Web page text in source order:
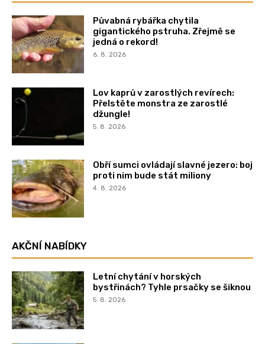
Půvabná rybářka chytila
gigantického pstruha. Zřejmě se
jedná o rekord!
6. 8. 2026
Lov kaprů v zarostlých revírech:
Přelstěte monstra ze zarostlé
džungle!
5. 8. 2026
Obří sumci ovládají slavné jezero: boj
proti nim bude stát miliony
4. 8. 2026
AKČNÍ NABÍDKY
Letní chytání v horských
bystřinách? Tyhle prsačky se šiknou
5. 8. 2026